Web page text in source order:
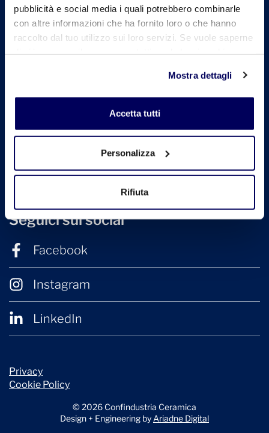
pubblicità e social media i quali potrebbero combinarle
con altre informazioni che ha fornito loro o che hanno
raccolto dal tuo utilizzo sui loro servizi. Se vuole saperne
sul tasto "Accetta tutti". Se non vuole i cookie di
profilazione può negare il consenso sul tasto "Rifiuta".
Mostra dettagli
Accetta tutti
Personalizza
Rifiuta
Siti collegati
Mater Ceramica
Laterizio.it
Seguici sui social
Facebook
Instagram
LinkedIn
Privacy
Cookie Policy
© 2026 Confindustria Ceramica
Design + Engineering by Ariadne Digital